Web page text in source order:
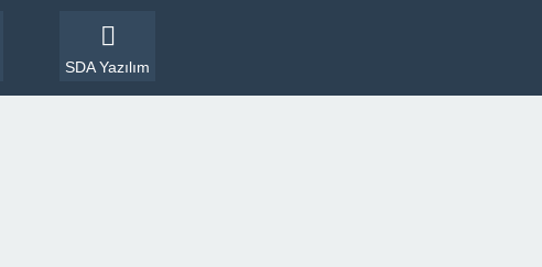
SDA Yazılım